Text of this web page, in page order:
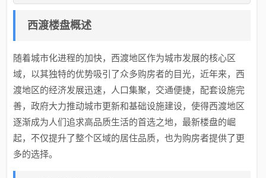
西渡楼盘概述
随着城市化进程的加快，西渡地区作为城市发展的核心区
域，以其独特的优势吸引了众多购房者的目光，近年来，西
渡地区的经济发展迅速，人口集聚，交通便捷，配套设施完
善，政府大力推动城市更新和基础设施建设，使得西渡地区
逐渐成为人们追求高品质生活的首选之地，最新楼盘的崛
起，不仅提升了整个区域的居住品质，也为购房者提供了更
多的选择。